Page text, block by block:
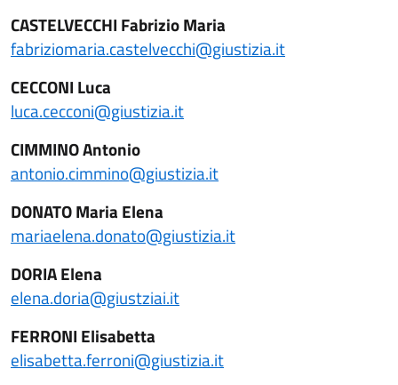
CASTELVECCHI Fabrizio Maria
fabriziomaria.castelvecchi@giustizia.it
CECCONI Luca
luca.cecconi@giustizia.it
CIMMINO Antonio
antonio.cimmino@giustizia.it
DONATO Maria Elena
mariaelena.donato@giustizia.it
DORIA Elena
elena.doria@giustziai.it
FERRONI Elisabetta
elisabetta.ferroni@giustizia.it